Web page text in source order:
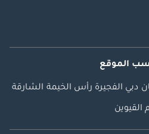
الموقع
دبي الفجيرة رأس الخيمة الشارقة
القيوين